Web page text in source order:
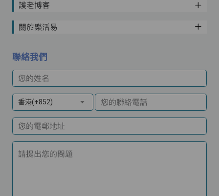
護老博客
關於樂活易
聯絡我們
您的姓名
香港(+852) 您的聯絡電話
您的電郵地址
請提出您的問題